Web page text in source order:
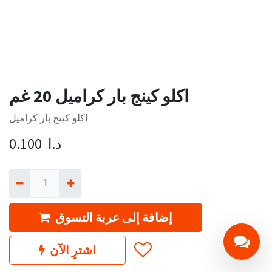
اكلو كينج بار كراميل 20 غم
اكلو كينج بار كراميل
0.100 د.ا
إضافة إلى عربة التسوق
اشترِ الآن